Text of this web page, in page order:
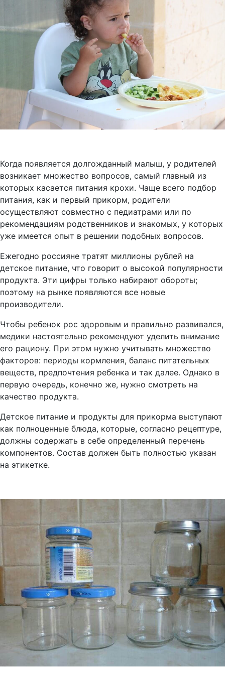
Когда появляется долгожданный малыш, у родителей
возникает множество вопросов, самый главный из
которых касается питания крохи. Чаще всего подбор
питания, как и первый прикорм, родители
осуществляют совместно с педиатрами или по
рекомендациям родственников и знакомых, у которых
уже имеется опыт в решении подобных вопросов.
Ежегодно россияне тратят миллионы рублей на
детское питание, что говорит о высокой популярности
продукта. Эти цифры только набирают обороты;
поэтому на рынке появляются все новые
производители.
Чтобы ребенок рос здоровым и правильно развивался,
медики настоятельно рекомендуют уделить внимание
его рациону. При этом нужно учитывать множество
факторов: периоды кормления, баланс питательных
веществ, предпочтения ребенка и так далее. Однако в
первую очередь, конечно же, нужно смотреть на
качество продукта.
Детское питание и продукты для прикорма выступают
как полноценные блюда, которые, согласно рецептуре,
должны содержать в себе определенный перечень
компонентов. Состав должен быть полностью указан
на этикетке.